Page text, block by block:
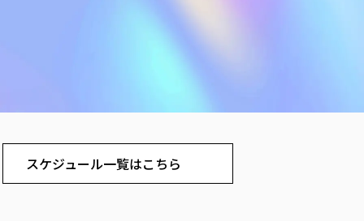
スケジュール一覧はこちら